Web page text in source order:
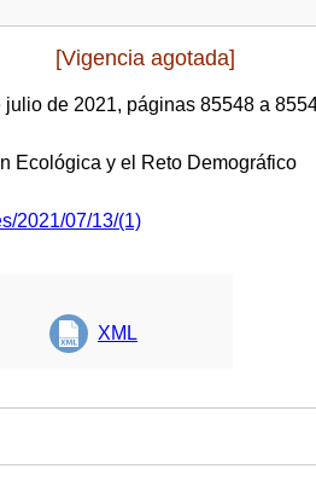
[Vigencia agotada]
julio de 2021, páginas 85548 a
Ecológica y el Reto Demográfico
2021/07/13/(1)
XML